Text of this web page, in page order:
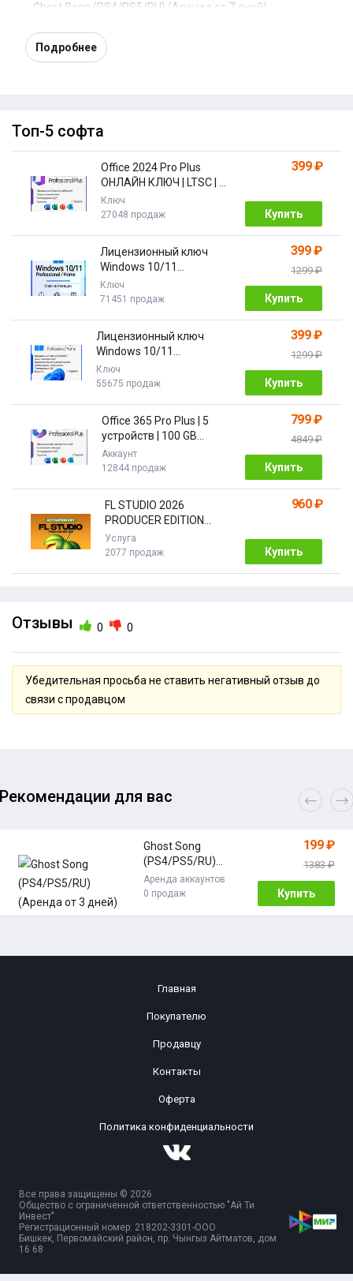
Ghost Song (PS4/PS5/RU) (Аренда от 7 дней)
Подробнее
Топ-5 софта
Office 2024 Pro Plus
ОНЛАЙН КЛЮЧ | LTSC | +
ПОДАРОК
Ключ
27048 продаж
399 ₽
Купить
Лицензионный ключ
Windows 10/11
Pro/Home 32/64 bit
Ключ
71451 продаж
399 ₽
1299 ₽
Купить
Лицензионный ключ
Windows 10/11
PRO/HOME | с привязкой
Ключ
55675 продаж
399 ₽
1299 ₽
Купить
Office 365 Pro Plus | 5
устройств | 100 GB
Облако| 1 год
Аккаунт
12844 продаж
799 ₽
4849 ₽
Купить
FL STUDIO 2026
PRODUCER EDITION
[Бессрочная]
Услуга
2077 продаж
960 ₽
Купить
Отзывы 0 0
Убедительная просьба не ставить негативный отзыв до
связи с продавцом
Рекомендации для вас
Ghost Song
(PS4/PS5/RU)
(Аренда от 3
дней)
Аренда аккаунтов
0 продаж
199 ₽
1383 ₽
Купить
Главная
Покупателю
Продавцу
Контакты
Оферта
Политика конфиденциальности
Все права защищены © 2026
Общество с ограниченной ответственностью "Ай Ти
Инвест"
Регистрационный номер: 218202-3301-ООО
Бишкек, Первомайский район, пр. Чынгыз Айтматов, дом
16 68